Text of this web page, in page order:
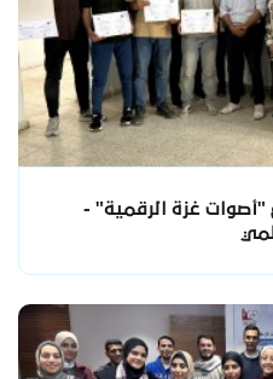
غزة الرقمية" -